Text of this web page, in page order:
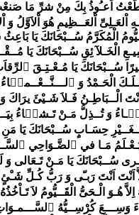
مَـعَ خَـيْـرِ اْلاَشـَاوِذِ وَ مَـتِّـعْـنَا بِاَسْـمَاعِـنَا وَ اَبــْصـَارِنـاَ وَ قُــوَّتَــِنَا مَا أَحْـيَـيْـتَـنَا وَ اجْـعَـلْهُ الْـوَارِثَ مِنـَّا وَ اجْعَلْ ثَـأْرَنَا عَلىَ مَنْ ظَــلَـمَـنَا وَ انْـصُرْنَا عَلىَ مَـنْ عَادَانَا وَ اغْـفِـرْ خَطَايـَانَا وَ اكْـشِـفْ رَزَايـَانَا وَ اشْفِ مَرْضَانَا وَ نَــوِّرْ جُـؤْشُوشَـنَا وَ اقْـضِ اَوْطَارَنَا وَ ارْحَــمْ ناَجِلَــيْـنَا وَ لاَتــَجـْـعَـلِ الْعَاجِلَـةَ اَكْــبَـرَ هَـمِّـنَا وَ لاَمَـبْـلَـغَ عِلْـمِـنَا وَ لاَتــَجـْـعَـلْ مُـصِـيبَـتَـنَا في ديـــنِـنَا وَ لاَتــُسَلِّــطْ عَلَــيْـنَا بِذُنـــُوبِنَا مَـنْ لاَ يَرْحَـمُـنَا وَ اَنْتَ اَرْحَــمُ ٱلـــرّحِمِيـنَ اللَّهُمَّ اِنــَّا نَسْأَلـــُكَ رَحْـمَةً مِنْ عِـنْـدِكَ تَــهْدي بِهَا رُوعَـنَا وَ تَــلُــمُّ بِـهَا شَــغَــثَـناَ وَ تَـجْمَـعُ بِـهَا شَــمْـلَـنَا وَ تَـشْـفِي بِـهَا مَرْضـَانَا وَ تُزَكّى بِـهَا اَعْمَالَـنَا وَتُــلْــهِـمُـنَابِـهَا رُشـْـدَناَ اللَّهُمَّ اِنــَّا نَسْأَلــُكَ بِـصَـمَـدَانِــيَّـتِـكَ وَ بِـوَحْـدَانِــيَّـتِـكَ وَ بِفَرْدَانِــيَّــتِـكَ وَ بِعِـزَّتـِكَ الْبَاهِرَةِ وَ بِـرَحْمَـتِـكَ الْوَاسِعَةِ اَنْ تَـجْعَلَ لَـنَا نُورًا في مَـسَامِعِنَا وَ نُورًا في اَعْـيُـنِـنَا وَ نُورًا في اَجْدَاثِـنَا وَ نُورًا في قُــلُوبِنَا وَ نُورًا في حَـوَّاسِنَا وَ نُورًا في نَسَـمِـنَا وَ نُورًا مِنْ بَيْنِ اَيــْدينَا اللَّهُمَّ